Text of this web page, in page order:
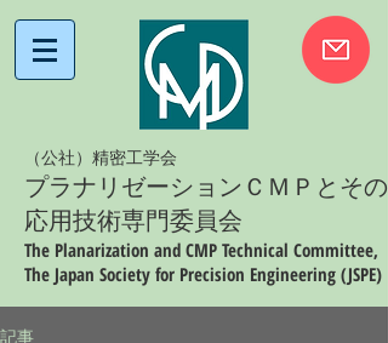
（公社）精密工学会
プラナリゼーションＣＭＰとその
応用技術専門委員会
The Planarization and CMP Technical Committee,
The Japan Society for Precision Engineering (JSPE)
記事